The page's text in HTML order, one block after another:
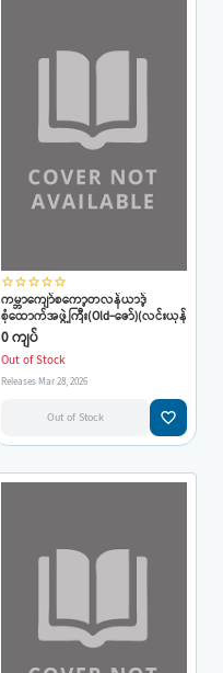
star_borderstar_borderstar_borderstar_borderstar_border
ကမ္ဘာကျော်စကော့တလန်ယာဒ့်
စုံထောက်အဖွဲ့ကြီး(Old-ဇော်)(လင်းယုန်
မောင်မောင်)
0 ကျပ်
Out of Stock
Releases Mar 28, 2026
Out of Stock favorite_border